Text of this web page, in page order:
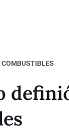
COMBUSTIBLES